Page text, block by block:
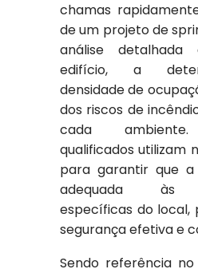
chamas
de um projeto de
análise
edifício, a
densidade de
dos riscos de
cada ambiente.
qualificados utilizam
para garantir que a
adequada às
específicas do local,
segurança efetiva e
Sendo referência